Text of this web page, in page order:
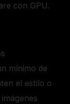
con GPU.
mínimo de
el estilo o